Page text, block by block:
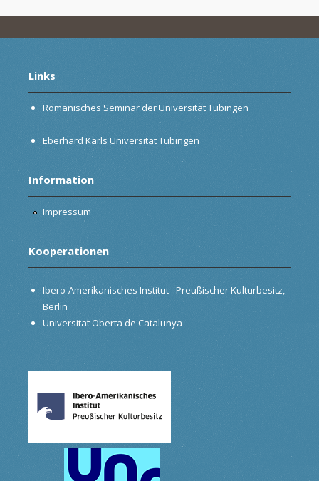
Links
Romanisches Seminar der Universität Tübingen
Eberhard Karls Universität Tübingen
Information
Impressum
Kooperationen
Ibero-Amerikanisches Institut - Preußischer Kulturbesitz,
Berlin
Universitat Oberta de Catalunya